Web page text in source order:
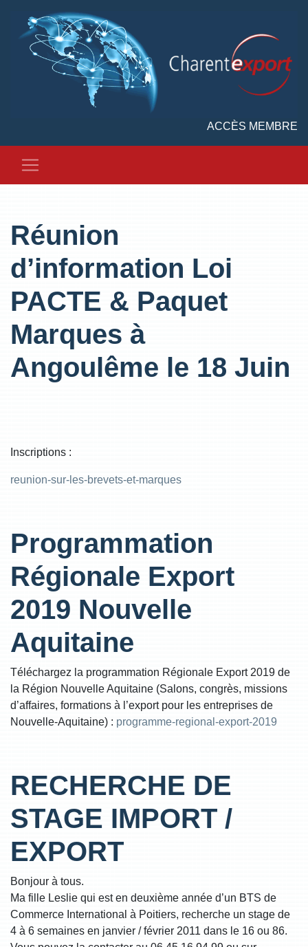
ACCÈS MEMBRE
Réunion
d’information Loi
PACTE & Paquet
Marques à
Angoulême le 18 Juin
Inscriptions :
reunion-sur-les-brevets-et-marques
Programmation
Régionale Export
2019 Nouvelle
Aquitaine
Téléchargez la programmation Régionale Export 2019 de
la Région Nouvelle Aquitaine (Salons, congrès, missions
d’affaires, formations à l’export pour les entreprises de
Nouvelle-Aquitaine) : programme-regional-export-2019
RECHERCHE DE
STAGE IMPORT /
EXPORT
Bonjour à tous.
Ma fille Leslie qui est en deuxième année d’un BTS de
Commerce International à Poitiers, recherche un stage de
4 à 6 semaines en janvier / février 2011 dans le 16 ou 86.